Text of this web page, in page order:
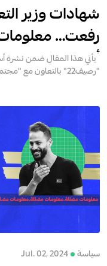
شهادات وزير
رفعت…
أسبوع
يأتي هذا المقال ضمن نشرة
"رصيف22" بالتعاون مع "مجتمع التحقق العربي"، وهو مشروع بحثي...
سياسة Jul. 02, 2024